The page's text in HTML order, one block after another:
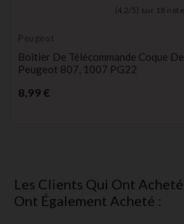
(4,2 / 5) sur 18
Peugeot
Boitier De Télécommande Coque
Peugeot 807, 1007 PG22
8,99 €
Les Clients Qui Ont
Ont Également Acheté :